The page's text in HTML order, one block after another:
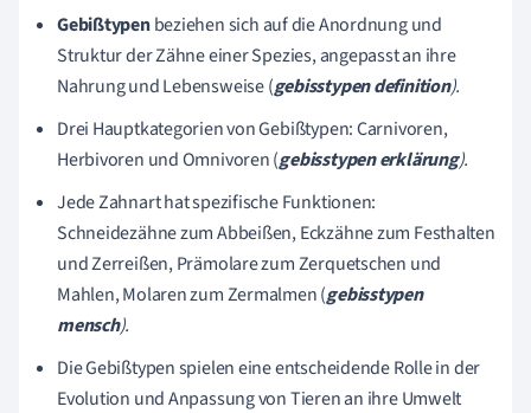
Gebißtypenbeziehen sich auf die Anordnung und
Struktur der Zähne einer Spezies, angepasst an ihre
Nahrung und Lebensweise (gebisstypen definition).
Drei Hauptkategorien von Gebißtypen: Carnivoren,
Herbivoren und Omnivoren (gebisstypen erklärung).
Jede Zahnart hat spezifische Funktionen:
Schneidezähne zum Abbeißen, Eckzähne zum Festhalten
und Zerreißen, Prämolare zum Zerquetschen und
Mahlen, Molaren zum Zermalmen (gebisstypen
mensch).
Die Gebißtypen spielen eine entscheidende Rolle in der
Evolution und Anpassung von Tieren an ihre Umwelt